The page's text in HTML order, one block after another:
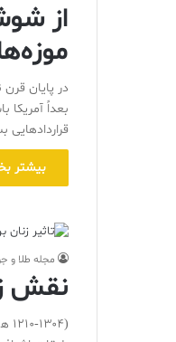
از
در پایان قرن
بعداً آمریکا
بیشتر
مجله طلا و
نقش